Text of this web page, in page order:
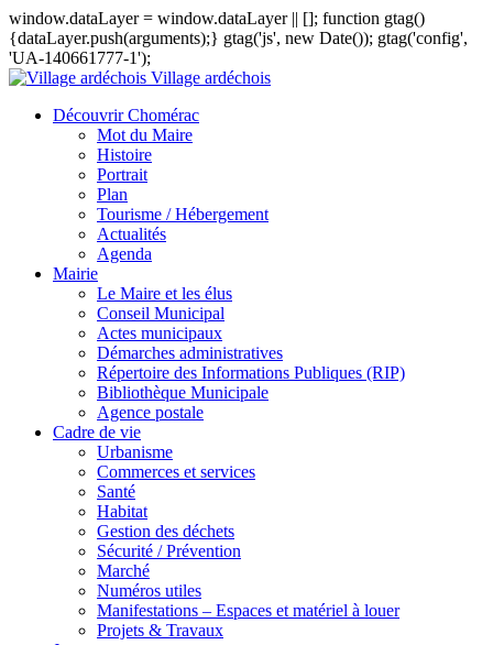
window.dataLayer = window.dataLayer || []; function gtag()
{dataLayer.push(arguments);} gtag('js', new Date()); gtag('config',
'UA-140661777-1');
Village ardéchois
Découvrir Chomérac
Mot du Maire
Histoire
Portrait
Plan
Tourisme / Hébergement
Actualités
Agenda
Mairie
Le Maire et les élus
Conseil Municipal
Actes municipaux
Démarches administratives
Répertoire des Informations Publiques (RIP)
Bibliothèque Municipale
Agence postale
Cadre de vie
Urbanisme
Commerces et services
Santé
Habitat
Gestion des déchets
Sécurité / Prévention
Marché
Numéros utiles
Manifestations – Espaces et matériel à louer
Projets & Travaux